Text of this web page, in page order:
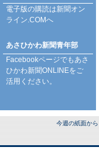
電子版の購読は新聞オン
ライン.COMへ
あさひかわ新聞青年部
Facebookページでもあさ
ひかわ新聞ONLINEをご
活用ください。
今週の紙面から